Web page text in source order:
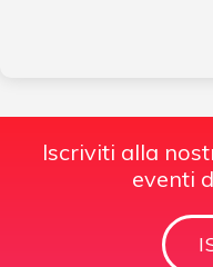
Iscriviti alla
eventi